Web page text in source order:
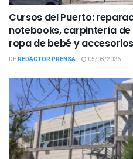
Cursos del Puerto:
notebooks, carpintería
ropa de bebé y accesorios
DEREDACTOR PRENSA 05/08/2026